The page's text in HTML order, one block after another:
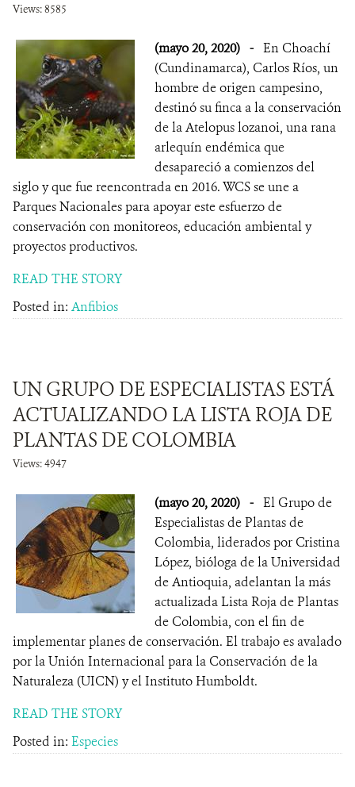
Views: 8585
(mayo 20, 2020) - En Choachí
(Cundinamarca), Carlos Ríos, un
hombre de origen campesino,
destinó su finca a la conservación
de la Atelopus lozanoi, una rana
arlequín endémica que
desapareció a comienzos del
siglo y que fue reencontrada en 2016. WCS se une a
Parques Nacionales para apoyar este esfuerzo de
conservación con monitoreos, educación ambiental y
proyectos productivos.
READ THE STORY
Posted in: Anfibios
UN GRUPO DE ESPECIALISTAS ESTÁ
ACTUALIZANDO LA LISTA ROJA DE
PLANTAS DE COLOMBIA
Views: 4947
(mayo 20, 2020) - El Grupo de
Especialistas de Plantas de
Colombia, liderados por Cristina
López, bióloga de la Universidad
de Antioquia, adelantan la más
actualizada Lista Roja de Plantas
de Colombia, con el fin de
implementar planes de conservación. El trabajo es avalado
por la Unión Internacional para la Conservación de la
Naturaleza (UICN) y el Instituto Humboldt.
READ THE STORY
Posted in: Especies